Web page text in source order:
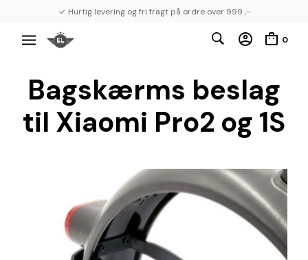
✓ Hurtig levering og fri fragt på ordre over 999 ,-
0
Bagskærms beslag
til Xiaomi Pro2 og 1S